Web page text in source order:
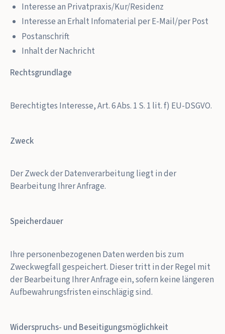
Interesse an Privatpraxis/Kur/Residenz
Interesse an Erhalt Infomaterial per E-Mail/per Post
Postanschrift
Inhalt der Nachricht
Rechtsgrundlage
Berechtigtes Interesse, Art. 6 Abs. 1 S. 1 lit. f) EU-DSGVO.
Zweck
Der Zweck der Datenverarbeitung liegt in der
Bearbeitung Ihrer Anfrage.
Speicherdauer
Ihre personenbezogenen Daten werden bis zum
Zweckwegfall gespeichert. Dieser tritt in der Regel mit
der Bearbeitung Ihrer Anfrage ein, sofern keine längeren
Aufbewahrungsfristen einschlägig sind.
Widerspruchs- und Beseitigungsmöglichkeit